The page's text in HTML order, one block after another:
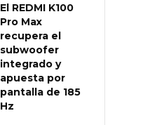
El REDMI K100
Pro Max
recupera el
subwoofer
integrado y
apuesta por
pantalla de 185
Hz